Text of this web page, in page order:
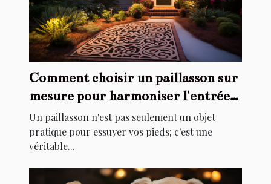
Comment choisir un paillasson sur
mesure pour harmoniser l'entrée
de votre maison
Un paillasson n'est pas seulement un objet
pratique pour essuyer vos pieds; c'est une
véritable...